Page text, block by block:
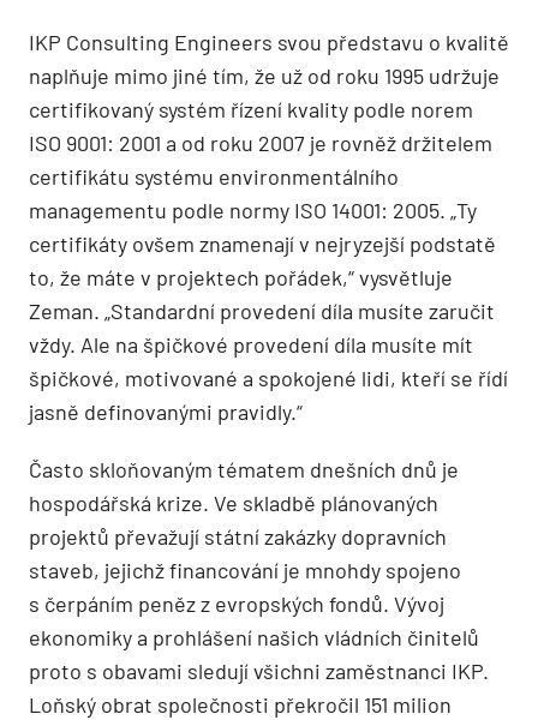
IKP Consulting Engineers svou představu o kvalitě
naplňuje mimo jiné tím, že už od roku 1995 udržuje
certifikovaný systém řízení kvality podle norem
ISO 9001: 2001 a od roku 2007 je rovněž držitelem
certifikátu systému environmentálního
managementu podle normy ISO 14001: 2005. „Ty
certifikáty ovšem znamenají v nejryzejší podstatě
to, že máte v projektech pořádek,“ vysvětluje
Zeman. „Standardní provedení díla musíte zaručit
vždy. Ale na špičkové provedení díla musíte mít
špičkové, motivované a spokojené lidi, kteří se řídí
jasně definovanými pravidly.“
Často skloňovaným tématem dnešních dnů je
hospodářská krize. Ve skladbě plánovaných
projektů převažují státní zakázky dopravních
staveb, jejichž financování je mnohdy spojeno
s čerpáním peněz z evropských fondů. Vývoj
ekonomiky a prohlášení našich vládních činitelů
proto s obavami sledují všichni zaměstnanci IKP.
Loňský obrat společnosti překročil 151 milion